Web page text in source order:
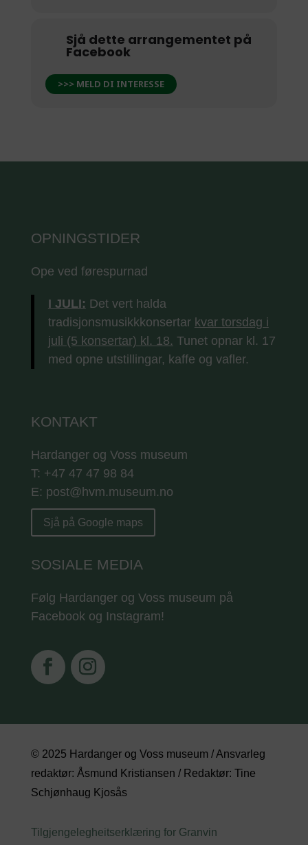
Sjå dette arrangementet på
Facebook
>>> MELD DI INTERESSE
OPNINGSTIDER
Ope ved førespurnad
I JULI: Det vert halda
tradisjonsmusikkkonsertar kvar torsdag i
juli (5 konsertar) kl. 18. Tunet opnar kl. 17
med opne utstillingar, kaffe og vafler.
KONTAKT
Hardanger og Voss museum
T: +47 47 47 98 84
E: post@hvm.museum.no
Sjå på Google maps
SOSIALE MEDIA
Følg Hardanger og Voss museum på
Facebook og Instagram!
© 2025 Hardanger og Voss museum / Ansvarleg
redaktør: Åsmund Kristiansen / Redaktør: Tine
Schjønhaug Kjosås
Tilgjengelegheitserklæring for Granvin